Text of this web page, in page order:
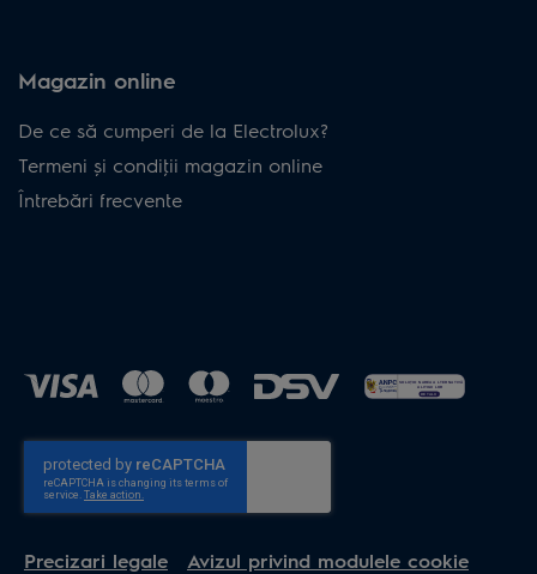
Magazin online
De ce să cumperi de la Electrolux?
Termeni și condiţii magazin online
Întrebări frecvente
Precizari legale Avizul privind modulele cookie